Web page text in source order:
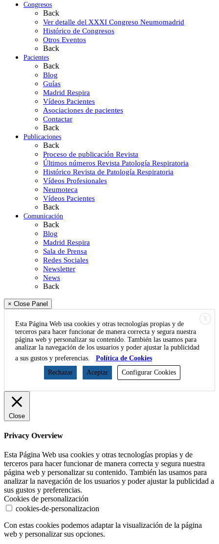
Congresos
Back
Ver detalle del XXXI Congreso Neumomadrid
Histórico de Congresos
Otros Eventos
Back
Pacientes
Back
Blog
Guías
Madrid Respira
Vídeos Pacientes
Asociaciones de pacientes
Contactar
Back
Publicaciones
Back
Proceso de publicación Revista
Últimos números Revista Patología Respiratoria
Histórico Revista de Patología Respiratoria
Vídeos Profesionales
Neumoteca
Vídeos Pacientes
Back
Comunicación
Back
Blog
Madrid Respira
Sala de Prensa
Redes Sociales
Newsletter
News
Back
× Close Panel
X
Esta Página Web usa cookies y otras tecnologías propias y de
terceros para hacer funcionar de manera correcta y segura nuestra
página web y personalizar su contenido. También las usamos para
analizar la navegación de los usuarios y poder ajustar la publicidad
a sus gustos y preferencias.
Política de Cookies
Rechazar
Aceptar Configurar Cookies
Close
Privacy Overview
Esta Página Web usa cookies y otras tecnologías propias y de
terceros para hacer funcionar de manera correcta y segura nuestra
página web y personalizar su contenido. También las usamos para
analizar la navegación de los usuarios y poder ajustar la publicidad a
sus gustos y preferencias.
Cookies de personalización
cookies-de-personalizacion
Con estas cookies podemos adaptar la visualización de la página
web y personalizar sus opciones.